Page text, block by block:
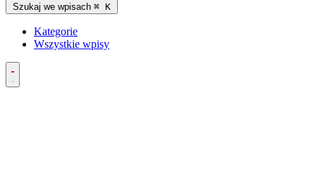
Szukaj we wpisach ⌘ K
Kategorie
Wszystkie wpisy